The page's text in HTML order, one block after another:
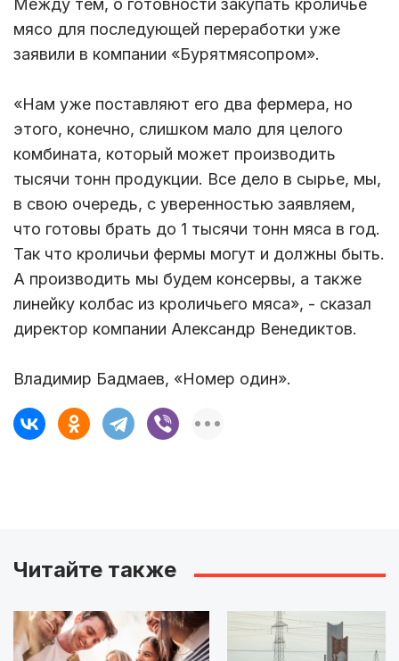
мясо для последующей переработки уже
заявили в компании «Бурятмясопром».
«Нам уже поставляют его два фермера, но
этого, конечно, слишком мало для целого
комбината, который может производить
тысячи тонн продукции. Все дело в сырье, мы,
в свою очередь, с уверенностью заявляем,
что готовы брать до 1 тысячи тонн мяса в год.
Так что кроличьи фермы могут и должны быть.
А производить мы будем консервы, а также
линейку колбас из кроличьего мяса», - сказал
директор компании Александр Венедиктов.
Владимир Бадмаев, «Номер один».
Читайте также